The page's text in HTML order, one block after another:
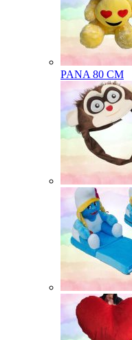
PANA 80 CM